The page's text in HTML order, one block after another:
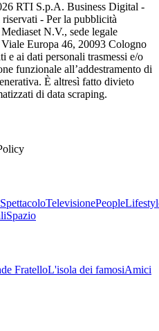
RTI S.p.A. Business Digital -
- Per la pubblicità
N.V., sede legale
Europa 46, 20093 Cologno
e ai dati personali trasmessi e/o
funzionale all’addestramento di
È altresì fatto divieto
di data scraping.
SpettacoloTelevisionePeople
Spazio
FratelloL'isola dei famosiAmici